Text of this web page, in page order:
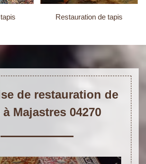
Restauration de tapis
de restauration de
Majastres 04270